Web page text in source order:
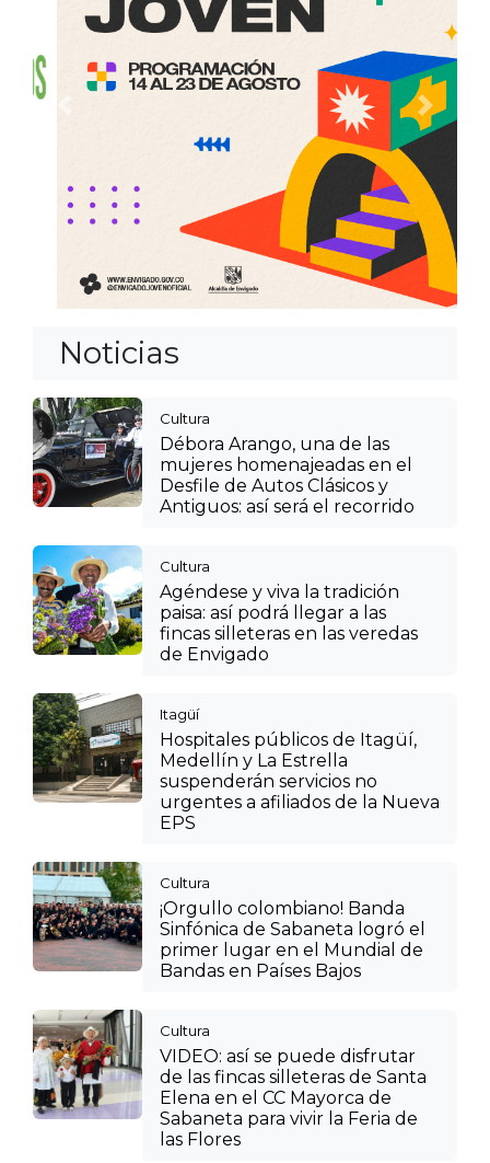
Noticias
Cultura
Débora Arango, una de las
mujeres homenajeadas en el
Desfile de Autos Clásicos y
Antiguos: así será el recorrido
Cultura
Agéndese y viva la tradición
paisa: así podrá llegar a las
fincas silleteras en las veredas
de Envigado
Itagüí
Hospitales públicos de Itagüí,
Medellín y La Estrella
suspenderán servicios no
urgentes a afiliados de la Nueva
EPS
Cultura
¡Orgullo colombiano! Banda
Sinfónica de Sabaneta logró el
primer lugar en el Mundial de
Bandas en Países Bajos
Cultura
VIDEO: así se puede disfrutar
de las fincas silleteras de Santa
Elena en el CC Mayorca de
Sabaneta para vivir la Feria de
las Flores